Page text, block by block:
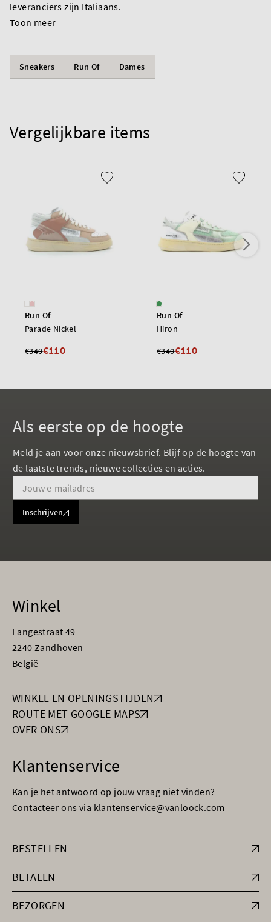
leveranciers zijn Italiaans.
Toon meer
Sneakers Run Of Dames
Vergelijkbare items
Run Of
Parade Nickel
€340€110
Run Of
Hiron
€340€110
Als eerste op de hoogte
Meld je aan voor onze nieuwsbrief. Blijf op de hoogte van
de laatste trends, nieuwe collecties en acties.
Inschrijven
Winkel
Langestraat 49
2240 Zandhoven
België
WINKEL EN OPENINGSTIJDEN
ROUTE MET GOOGLE MAPS
OVER ONS
Klantenservice
Kan je het antwoord op jouw vraag niet vinden?
Contacteer ons via klantenservice@vanloock.com
BESTELLEN
BETALEN
BEZORGEN